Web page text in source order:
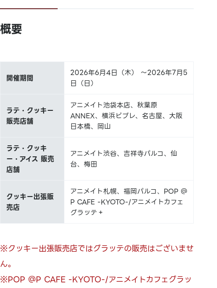
概要
開催期間
2026年6月4日（木） ～2026年7月5
日（日）
ラテ・クッキー
販売店舗
アニメイト池袋本店、秋葉原
ANNEX、横浜ビブレ、名古屋、大阪
日本橋、岡山
ラテ・クッキ
ー・アイス 販売
店舗
アニメイト渋谷、吉祥寺パルコ、仙
台、梅田
クッキー出張販
売店
アニメイト札幌、福岡パルコ、POP ＠
P CAFE -KYOTO-/アニメイトカフェ
グラッテ＋
※クッキー出張販売店ではグラッテの販売はございませ
ん。
※POP ＠P CAFE -KYOTO-/アニメイトカフェグラッ